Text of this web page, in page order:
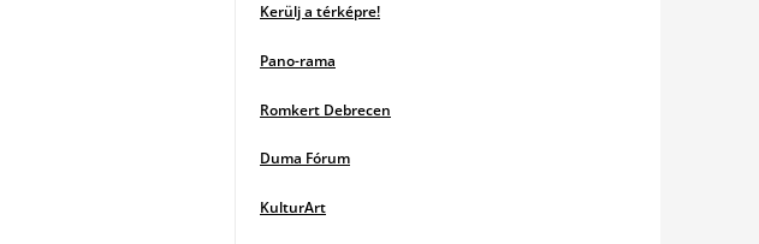
Kerülj a térképre!
Pano-rama
Romkert Debrecen
Duma Fórum
KulturArt